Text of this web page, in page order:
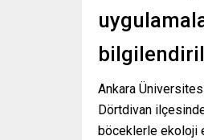
Ankara
Dörtdivan
böceklerle ekoloji